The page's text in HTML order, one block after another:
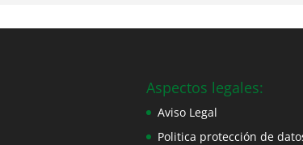
Aspectos legales:
Aviso Legal
Politica protección de